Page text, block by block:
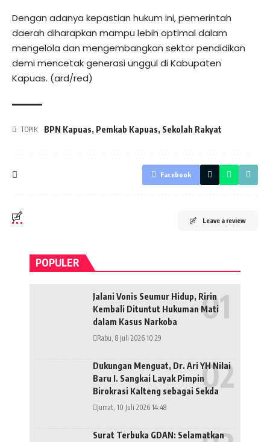
Dengan adanya kepastian hukum ini, pemerintah
daerah diharapkan mampu lebih optimal dalam
mengelola dan mengembangkan sektor pendidikan
demi mencetak generasi unggul di Kabupaten
Kapuas. (ard/red)
TOPIK BPN Kapuas, Pemkab Kapuas, Sekolah Rakyat
Facebook
Leave a review
POPULER
Jalani Vonis Seumur Hidup, Ririn
Kembali Dituntut Hukuman Mati
dalam Kasus Narkoba
Rabu, 8 Juli 2026 10:29
Dukungan Menguat, Dr. Ari YH Nilai
Baru I. Sangkai Layak Pimpin
Birokrasi Kalteng sebagai Sekda
Jumat, 10 Juli 2026 14:48
Surat Terbuka GDAN: Selamatkan